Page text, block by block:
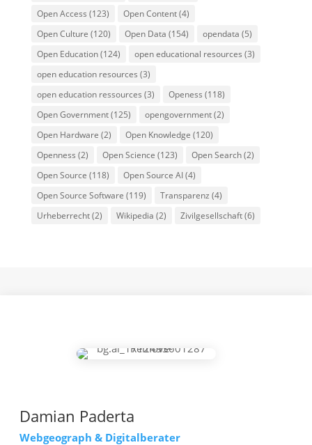
Open Access (123) Open Content(4)
Open Culture (120) Open Data (154) opendata (5)
Open Education(124) open educational resources (3)
open education resources (3)
open education ressources (3) Openess (118)
Open Government(125) opengovernment(2)
Open Hardware (2) Open Knowledge (120)
Openness (2) Open Science (123) Open Search(2)
Open Source (118) Open Source AI(4)
Open Source Software (119) Transparenz (4)
Urheberrecht(2) Wikipedia (2) Zivilgesellschaft(6)
Damian Paderta
Webgeograph & Digitalberater